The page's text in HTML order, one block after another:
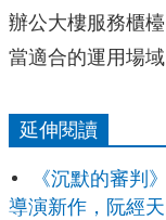
辦公大樓服務櫃
當適合的運用場域
延伸閱讀
《沉默的審判
導演新作，阮經